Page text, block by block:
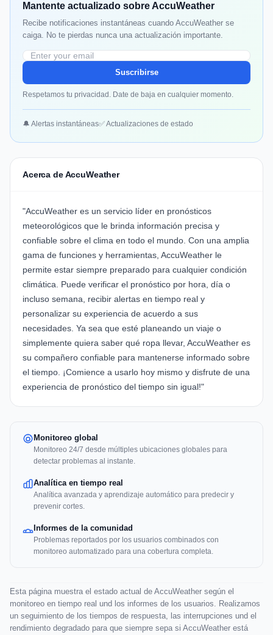
Mantente actualizado sobre AccuWeather
Recibe notificaciones instantáneas cuando AccuWeather se
caiga. No te pierdas nunca una actualización importante.
Suscribirse
Respetamos tu privacidad. Date de baja en cualquier momento.
🔔 Alertas instantáneas✅ Actualizaciones de estado
Acerca de AccuWeather
"AccuWeather es un servicio líder en pronósticos
meteorológicos que le brinda información precisa y
confiable sobre el clima en todo el mundo. Con una amplia
gama de funciones y herramientas, AccuWeather le
permite estar siempre preparado para cualquier condición
climática. Puede verificar el pronóstico por hora, día o
incluso semana, recibir alertas en tiempo real y
personalizar su experiencia de acuerdo a sus
necesidades. Ya sea que esté planeando un viaje o
simplemente quiera saber qué ropa llevar, AccuWeather es
su compañero confiable para mantenerse informado sobre
el tiempo. ¡Comience a usarlo hoy mismo y disfrute de una
experiencia de pronóstico del tiempo sin igual!"
Monitoreo global
Monitoreo 24/7 desde múltiples ubicaciones globales para
detectar problemas al instante.
Analítica en tiempo real
Analítica avanzada y aprendizaje automático para predecir y
prevenir cortes.
Informes de la comunidad
Problemas reportados por los usuarios combinados con
monitoreo automatizado para una cobertura completa.
Esta página muestra el estado actual de AccuWeather según el
monitoreo en tiempo real und los informes de los usuarios. Realizamos
un seguimiento de los tiempos de respuesta, las interrupciones und el
rendimiento degradado para que siempre sepa si AccuWeather está